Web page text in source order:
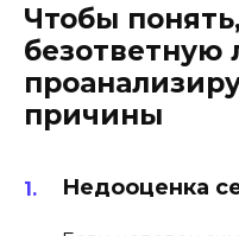
Чтобы
безответную
причины
Недооценка